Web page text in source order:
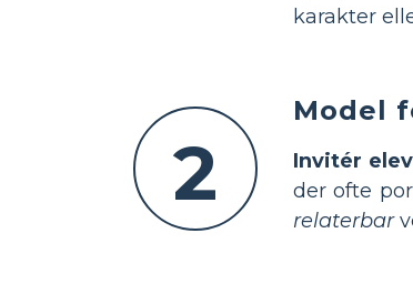
karakter
2
Model
Invitér
der ofte
relaterbar